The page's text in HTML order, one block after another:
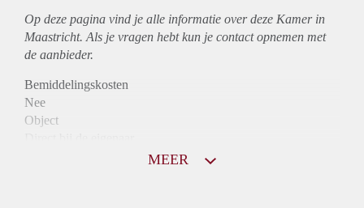
Op deze pagina vind je alle informatie over deze Kamer in
Maastricht. Als je vragen hebt kun je contact opnemen met
de aanbieder.
Bemiddelingskosten
Nee
Object
MEER